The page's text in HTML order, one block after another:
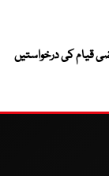
قیام کی درخواستیں